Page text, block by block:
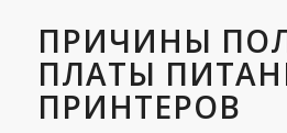
ПРИЧИНЫ
ПЛАТЫ
ПРИНТЕРОВ